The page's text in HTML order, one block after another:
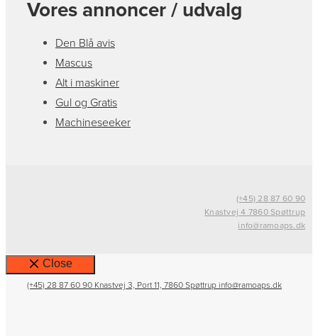
Vores annoncer / udvalg
Den Blå avis
Mascus
Alt i maskiner
Gul og Gratis
Machineseeker
(+45) 28 87 60 90
Knastvej 4 7860 Spøttrup
info@ramoaps.dk
Close
(+45) 28 87 60 90 Knastvej 3, Port 11, 7860 Spøttrup info@ramoaps.dk